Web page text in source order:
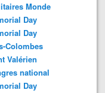
Monde
Day
Day
Colombes
Valérien
national
Day